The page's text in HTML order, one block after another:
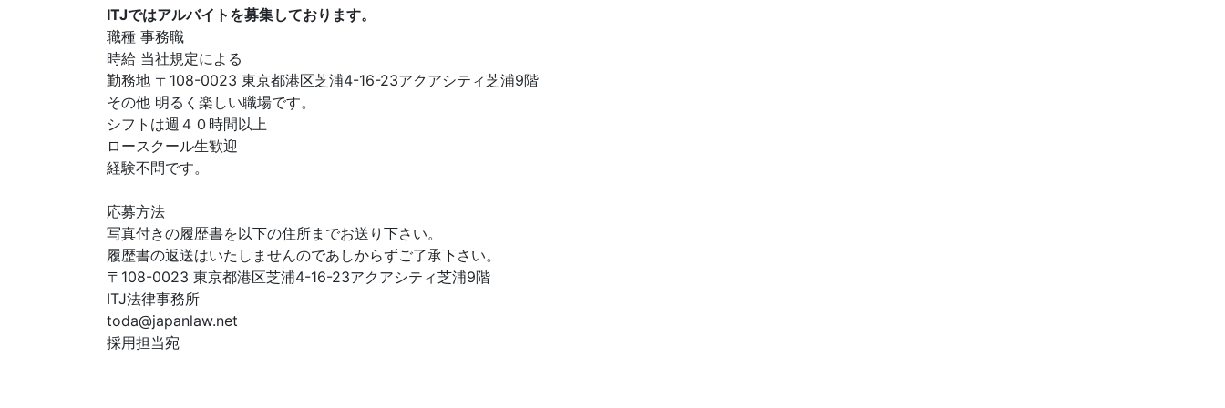
ITJではアルバイトを募集しております。
職種 事務職
時給 当社規定による
勤務地 〒108-0023 東京都港区芝浦4-16-23アクアシティ芝浦9階
その他 明るく楽しい職場です。
シフトは週４０時間以上
ロースクール生歓迎
経験不問です。
応募方法
写真付きの履歴書を以下の住所までお送り下さい。
履歴書の返送はいたしませんのであしからずご了承下さい。
〒108-0023 東京都港区芝浦4-16-23アクアシティ芝浦9階
ITJ法律事務所
toda@japanlaw.net
採用担当宛